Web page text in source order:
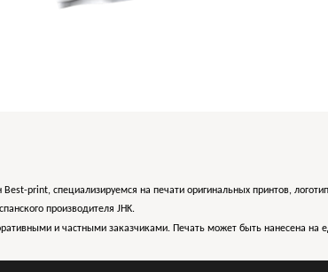
print, специализируемся на печати оригинальных принтов,
производителя JHK.
и частными заказчиками. Печать может быть нанесена на